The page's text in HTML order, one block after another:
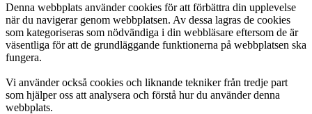
Denna webbplats använder cookies för att förbättra din upplevelse
när du navigerar genom webbplatsen. Av dessa lagras de cookies
som kategoriseras som nödvändiga i din webbläsare eftersom de är
väsentliga för att de grundläggande funktionerna på webbplatsen ska
fungera.
Vi använder också cookies och liknande tekniker från tredje part
som hjälper oss att analysera och förstå hur du använder denna
webbplats.